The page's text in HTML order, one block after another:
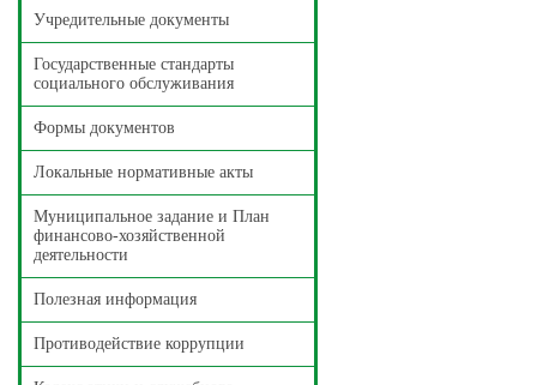
Учредительные документы
Государственные стандарты
социального обслуживания
Формы документов
Локальные нормативные акты
Муниципальное задание и План
финансово-хозяйственной
деятельности
Полезная информация
Противодействие коррупции